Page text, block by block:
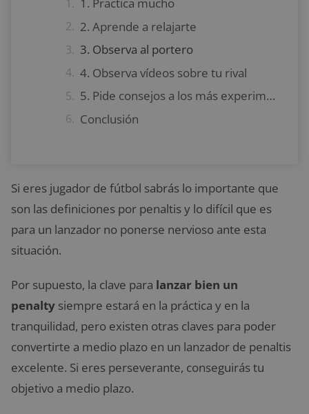
2. Aprende a relajarte
3. Observa al portero
4. Observa vídeos sobre tu rival
5. Pide consejos a los más experimentados
Conclusión
Si eres jugador de fútbol sabrás lo importante que
son las definiciones por penaltis y lo difícil que es
para un lanzador no ponerse nervioso ante esta
situación.
Por supuesto, la clave para lanzar bien un
penalty siempre estará en la práctica y en la
tranquilidad, pero existen otras claves para poder
convertirte a medio plazo en un lanzador de penaltis
excelente. Si eres perseverante, conseguirás tu
objetivo a medio plazo.